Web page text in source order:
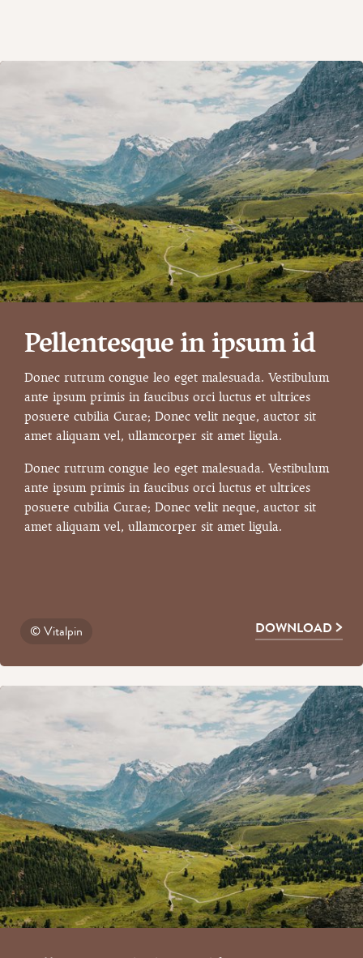
Pellentesque in ipsum id
Donec rutrum congue leo eget malesuada. Vestibulum
ante ipsum primis in faucibus orci luctus et ultrices
posuere cubilia Curae; Donec velit neque, auctor sit
amet aliquam vel, ullamcorper sit amet ligula.
Donec rutrum congue leo eget malesuada. Vestibulum
ante ipsum primis in faucibus orci luctus et ultrices
posuere cubilia Curae; Donec velit neque, auctor sit
amet aliquam vel, ullamcorper sit amet ligula.
© Vitalpin DOWNLOAD